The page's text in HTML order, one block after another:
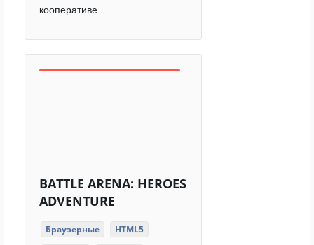
кооперативе.
BATTLE ARENA: HEROES
ADVENTURE
Браузерные
HTML5